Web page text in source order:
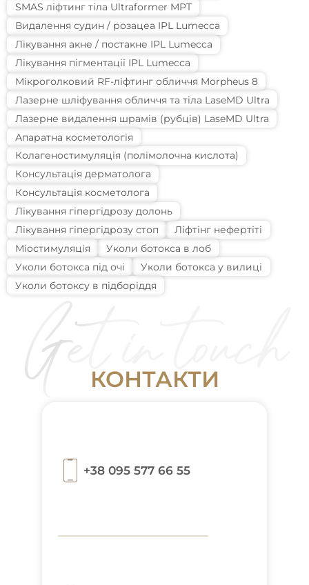
SMAS ліфтинг тіла Ultraformer MPT
Видалення судин / розацеа IPL Lumecca
Лікування акне / постакне IPL Lumecca
Лікування пігментації IPL Lumecca
Мікроголковий RF-ліфтинг обличчя Morpheus 8
Лазерне шліфування обличчя та тіла LaseMD Ultra
Лазерне видалення шрамів (рубців) LaseMD Ultra
Апаратна косметологія
Колагеностимуляція (полімолочна кислота)
Консультація дерматолога
Консультація косметолога
Лікування гіпергідрозу долонь
Лікування гіпергідрозу стоп
Ліфтінг нефертіті
Міостимуляція
Уколи ботокса в лоб
Уколи ботокса під очі
Уколи ботокса у вилиці
Уколи ботоксу в підборіддя
КОНТАКТИ
+38 095 577 66 55